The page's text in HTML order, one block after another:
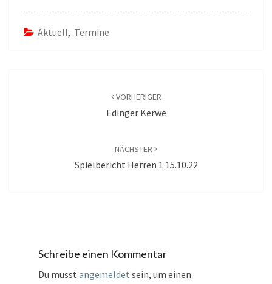
Aktuell, Termine
VORHERIGER
Edinger Kerwe
NÄCHSTER
Spielbericht Herren 1 15.10.22
Schreibe einen Kommentar
Du musst angemeldet sein, um einen